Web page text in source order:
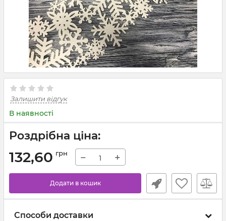
Залишити відгук
В наявності
Роздрібна ціна:
132,60 грн − +
Додати в кошик
Способи доставки